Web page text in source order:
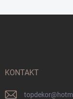
KONTAKT
topdekor@